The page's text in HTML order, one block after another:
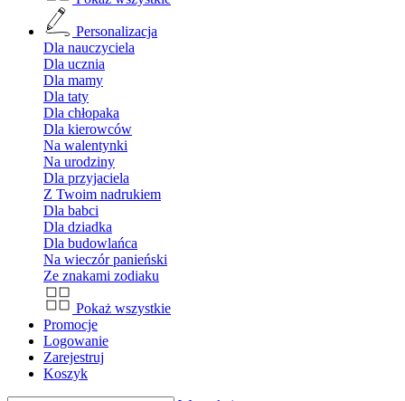
Personalizacja
Dla nauczyciela
Dla ucznia
Dla mamy
Dla taty
Dla chłopaka
Dla kierowców
Na walentynki
Na urodziny
Dla przyjaciela
Z Twoim nadrukiem
Dla babci
Dla dziadka
Dla budowlańca
Na wieczór panieński
Ze znakami zodiaku
Pokaż wszystkie
Promocje
Logowanie
Zarejestruj
Koszyk